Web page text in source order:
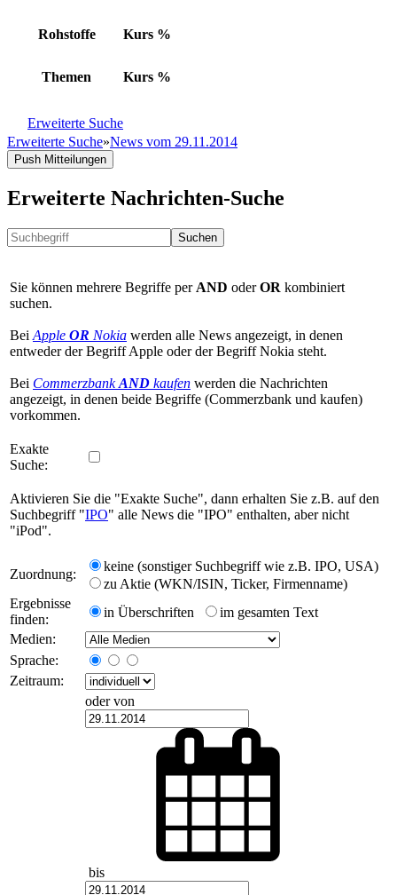
Rohstoffe Kurs %
Themen Kurs %
Erweiterte Suche
Erweiterte Suche»News vom 29.11.2014
Push Mitteilungen
Erweiterte Nachrichten-Suche
Suchen
Sie können mehrere Begriffe per AND oderOR kombiniert
suchen.
Bei Apple OR Nokia werden alle News angezeigt, in denen
entweder der Begriff Apple oder der Begriff Nokia steht.
Bei CommerzbankAND kaufen werden die Nachrichten
angezeigt, in denen beide Begriffe (Commerzbank und kaufen)
vorkommen.
Exakte
Suche:
Aktivieren Sie die "Exakte Suche", dann erhalten Sie z.B. auf den
Suchbegriff "IPO" alle News die "IPO" enthalten, aber nicht
"iPod".
Zuordnung:
keine (sonstiger Suchbegriff wie z.B. IPO, USA)
zu Aktie (WKN/ISIN, Ticker, Firmenname)
Ergebnisse
finden:
in Überschriften
im gesamten Text
Medien:
Sprache:
Zeitraum:
oder von
bis